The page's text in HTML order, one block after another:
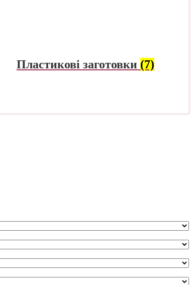
Пластикові заготовки (7)